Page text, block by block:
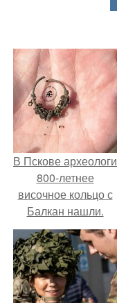
В Пскове археологи
800-летнее
височное кольцо с
Балкан нашли.